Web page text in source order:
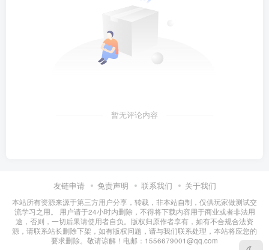
暂无评论内容
友链申请 免责声明 联系我们 关于我们
本站所有资源来源于第三方用户分享，转载，非本站自制，仅供玩家做测试交
流学习之用。 用户请于24小时内删除，不得将下载内容用于商业或者非法用
途，否则，一切后果请使用者自负。版权归原作者享有，如有不合规合法资
源，请联系站长删除下架，如有版权问题，请与我们联系处理，本站将应您的
要求删除。敬请谅解！电邮：1556679001@qq.com